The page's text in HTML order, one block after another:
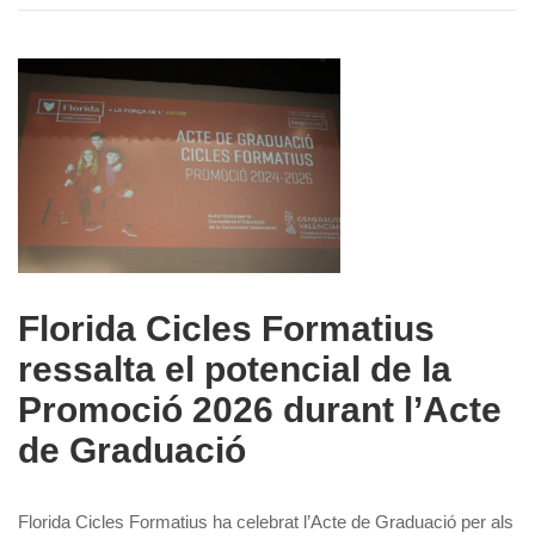
Florida Cicles Formatius
ressalta el potencial de la
Promoció 2026 durant l’Acte
de Graduació
Florida Cicles Formatius ha celebrat l’Acte de Graduació per als